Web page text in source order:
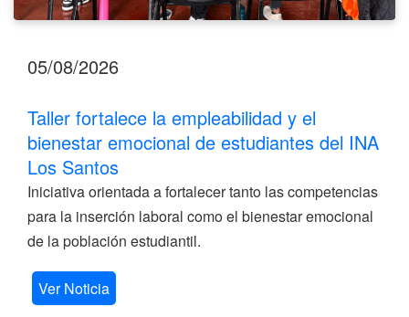
05/08/2026
Taller fortalece la empleabilidad y el
bienestar emocional de estudiantes del INA
Los Santos
Iniciativa orientada a fortalecer tanto las competencias
para la inserción laboral como el bienestar emocional
de la población estudiantil.
Ver Noticia